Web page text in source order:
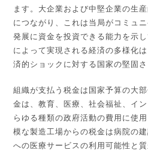
ます。大企業および中堅企業の生
につながり、これは当局がコミュ
発展に資金を投資できる能力を示
によって実現される経済の多様化
済的ショックに対する国家の堅固さ
組織が支払う税金は国家予算の大
金は、教育、医療、社会福祉、イ
らゆる種類の政府活動の費用に使
模な製造工場からの税金は病院の
への医療サービスの利用可能性と